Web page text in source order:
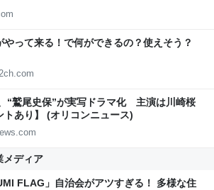
やって来る！で何ができるの？使えそう？
、“鷲尾史保”が実写ドラマ化 主演は川崎桜
トあり】 (オリコンニュース)
メディア
FLAG」自治会がアツすぎる！ 多様な住